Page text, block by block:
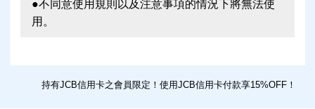
●不同意使用規則以及注意事項的情況下將無法使
用。
持有JCB信用卡之會員限定！使用JCB信用卡付款享15%OFF！